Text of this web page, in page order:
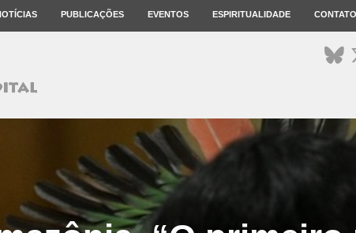
PUBLICAÇÕES EVENTOS ESPIRITUALIDADE CONTATO